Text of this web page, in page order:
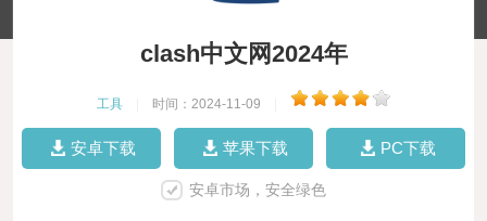
clash中文网2024年
工具 时间：2024-11-09
安卓下载 苹果下载 PC下载
安卓市场，安全绿色